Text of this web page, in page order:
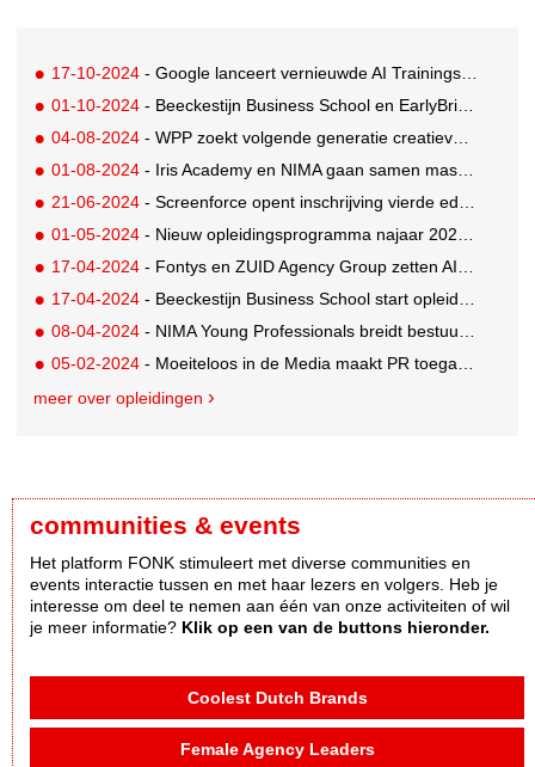
17-10-2024 - Google lanceert vernieuwde AI Trainingshub
01-10-2024 - Beeckestijn Business School en EarlyBridge bundelen krachten in aanloop naar fusie
04-08-2024 - WPP zoekt volgende generatie creatieve technologen voor stageprogramma 2025
01-08-2024 - Iris Academy en NIMA gaan samen mastercourses aanbieden
21-06-2024 - Screenforce opent inschrijving vierde editie TV Masters
01-05-2024 - Nieuw opleidingsprogramma najaar 2024 van Iris Academy bekend
17-04-2024 - Fontys en ZUID Agency Group zetten AI in om campagneconcepten te ontwikkelen
17-04-2024 - Beeckestijn Business School start opleiding die opleidt tot AI Business Professional
08-04-2024 - NIMA Young Professionals breidt bestuur uit
05-02-2024 - Moeiteloos in de Media maakt PR toegankelijk voor alle ondernemers
meer over opleidingen
communities & events
Het platform FONK stimuleert met diverse communities en
events interactie tussen en met haar lezers en volgers. Heb je
interesse om deel te nemen aan één van onze activiteiten of wil
je meer informatie? Klik op een van de buttons hieronder.
Coolest Dutch Brands
Female Agency Leaders